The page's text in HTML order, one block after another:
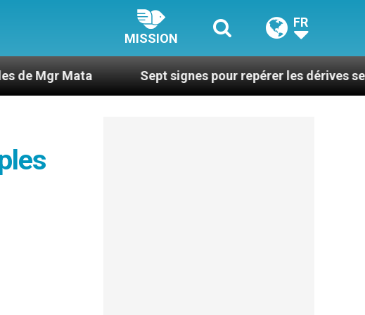
MISSION
FR
Sept signes pour repérer les dérives sectaires du